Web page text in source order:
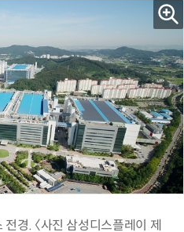
경. 〈사진 삼성디스플레이 제